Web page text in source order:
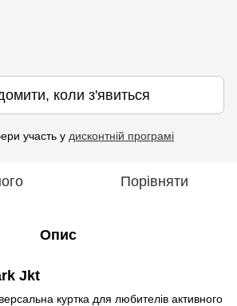
коли з'явиться
участь у дисконтній програмі
Порівняти
Опис
Jkt
куртка для любителів активного